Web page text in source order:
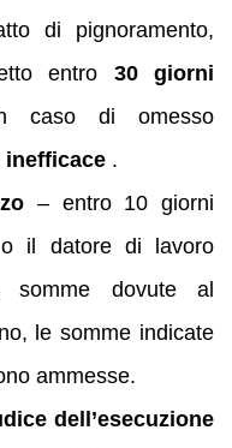
di pignoramento,
entro 30 giorni
caso di omesso
inefficace.
– entro 10 giorni
o il datore di lavoro
somme dovute al
le somme indicate
ammesse.
dell’esecuzione